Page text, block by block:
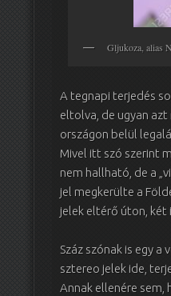
Gljukoza, alias
A tegnapi terjedés
eltolva, de ugyan
országon belül
Mivel itt szó szerint
nem hallható, de a
jel megkerülte a
jelek eltérő úton, két
Száz szónak is egy
sztereo jelek ide,
Annak ellenére sem,